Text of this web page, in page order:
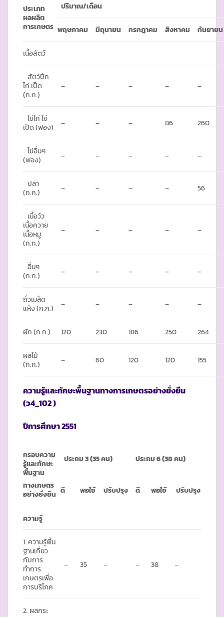
ประเภท
ผลผลิต
การเกษตร
ปริมาณ/เดือน
พฤษภาคม มิถุนายน กรกฎาคม สิงหาคม กันยายน
เนื้อสัตว์
สัตว์ปีก
ไก่ เป็ด
(ก.ก.)
– – – – –
ไข่ไก่ ไข่
เป็ด (ฟอง)
– – – 86 260
ไข่อื่นๆ
(ฟอง)
– – – – –
ปลา
(ก.ก.)
– – – – 56
เนื้อวัว
เนื้อควาย
เนื้อหมู
(ก.ก.)
– – – – –
อื่นๆ
(ก.ก.)
– – – – –
ถั่วเมล็ด
แห้ง (ก.ก.)
– – – – –
ผัก (ก.ก.) 120 230 186 250 264
ผลไม้
(ก.ก.)
– 60 120 120 155
ความรู้และทักษะพื้นฐานทางการเกษตรอย่างยั่งยืน
(ว4_102 )
ปีการศึกษา2551
กรอบความ
รู้และทักษะ
พื้นฐาน
ทางเกษตร
อย่างยั่งยืน
ประถม 3(35 คน) ประถม6 (38 คน)
ดี พอใช้ ปรับปรุง ดี พอใช้ ปรับปรุง
ความรู้
1. ความรู้พื้น
ฐานเกี่ยว
กับการ
ทำการ
เกษตรเพื่อ
การบริโภค
– 35 – – 38 –
2. ผลกระ